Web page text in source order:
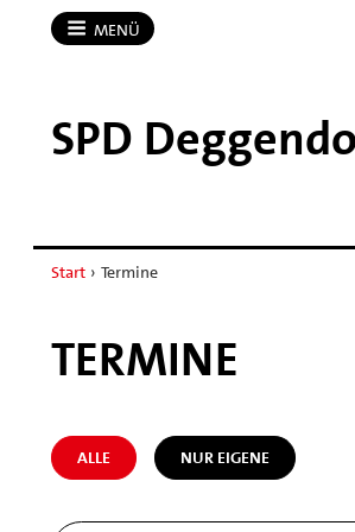
MENÜ
SPD
Start › Termine
TERMINE
ALLE NUR EIGENE